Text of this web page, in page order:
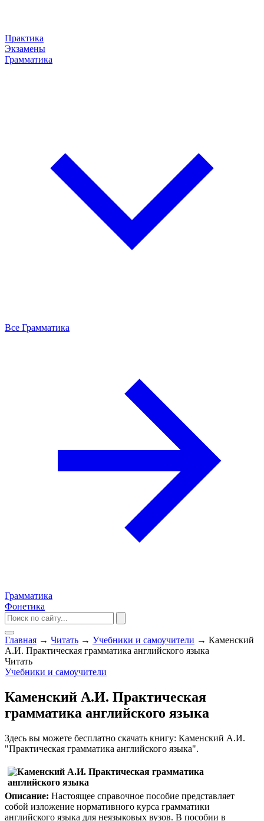
Практика
Экзамены
Грамматика
Все Грамматика
Грамматика
Фонетика
Главная → Читать → Учебники и самоучители → Каменский
А.И. Практическая грамматика английского языка
Читать
Учебники и самоучители
Каменский А.И. Практическая
грамматика английского языка
Здесь вы можете бесплатно скачать книгу: Каменский А.И.
"Практическая грамматика английского языка".
Описание: Настоящее справочное пособие представляет
собой изложение нормативного курса грамматики
английского языка для неязыковых вузов. В пособии в